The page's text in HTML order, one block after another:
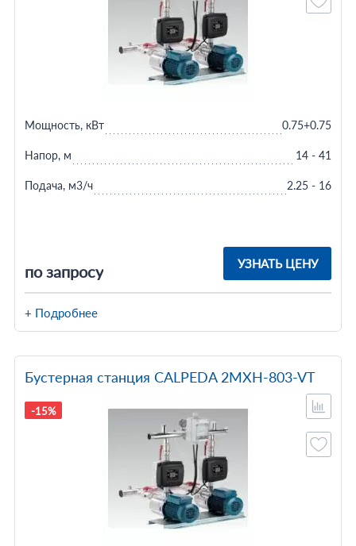
по запросу УЗНАТЬ ЦЕНУ
Мощность, кВт 0.75+0.75
Напор, м 14 - 41
Подача, м3/ч 2.25 - 16
+ Подробнее
Бустерная станция CALPEDA 2MXH-803-VT
-15%